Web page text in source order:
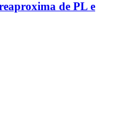
de PL e